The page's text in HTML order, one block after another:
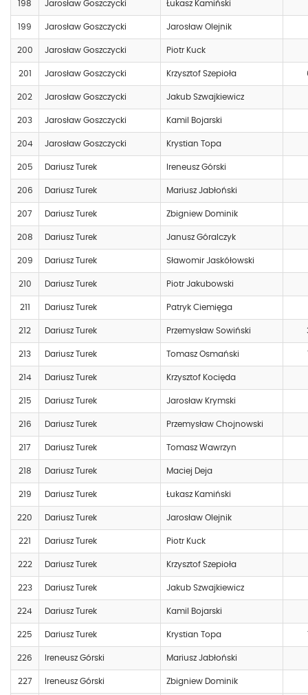
198 Jarosław Goszczycki Łukasz Kamiński
199 Jarosław Goszczycki Jarosław Olejnik
200 Jarosław Goszczycki Piotr Kuck
201 Jarosław Goszczycki Krzysztof Szepioła
202 Jarosław Goszczycki Jakub Szwajkiewicz
203 Jarosław Goszczycki Kamil Bojarski
204 Jarosław Goszczycki Krystian Topa
205 Dariusz Turek Ireneusz Górski
206 Dariusz Turek Mariusz Jabłoński
207 Dariusz Turek Zbigniew Dominik
208 Dariusz Turek Janusz Góralczyk
209 Dariusz Turek Sławomir Jaskółowski
210 Dariusz Turek Piotr Jakubowski
211 Dariusz Turek Patryk Ciemięga
212 Dariusz Turek Przemysław Sowiński
213 Dariusz Turek Tomasz Osmański
214 Dariusz Turek Krzysztof Kocięda
215 Dariusz Turek Jarosław Krymski
216 Dariusz Turek Przemysław Chojnowski
217 Dariusz Turek Tomasz Wawrzyn
218 Dariusz Turek Maciej Deja
219 Dariusz Turek Łukasz Kamiński
220 Dariusz Turek Jarosław Olejnik
221 Dariusz Turek Piotr Kuck
222 Dariusz Turek Krzysztof Szepioła
223 Dariusz Turek Jakub Szwajkiewicz
224 Dariusz Turek Kamil Bojarski
225 Dariusz Turek Krystian Topa
226 Ireneusz Górski Mariusz Jabłoński
227 Ireneusz Górski Zbigniew Dominik